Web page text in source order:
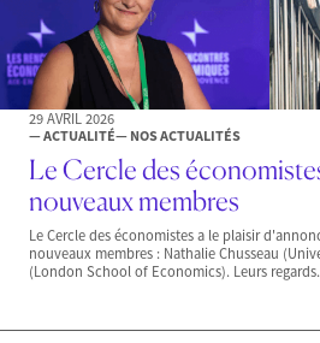
29 AVRIL 2026
— ACTUALITÉ— NOS ACTUALITÉS
Le Cercle des
nouveaux membres
Le Cercle des économistes a le plaisir
nouveaux membres : Nathalie Chusseau
(London School of Economics). Leurs